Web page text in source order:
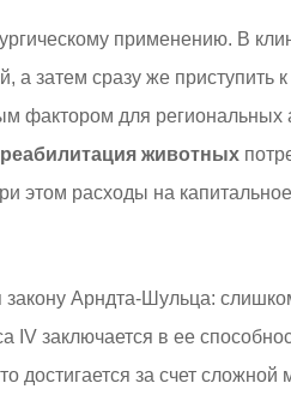
применению. В
затем сразу же приступить к
фактором для региональных
животных
этом расходы на
закону Арндта-Шульца:
заключается в ее
достигается за счет сложной